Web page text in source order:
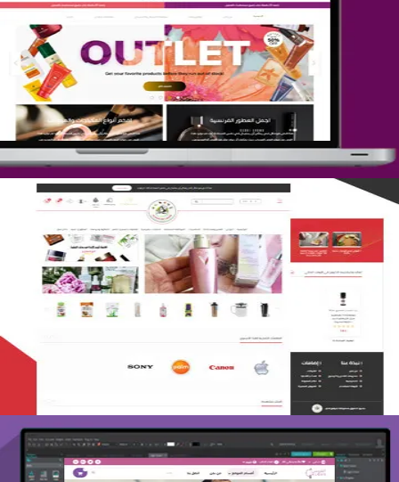
تصميم متجر جمال المرأة الشرقية
التفاصيل
تصميم متجر لمار
التفاصيل